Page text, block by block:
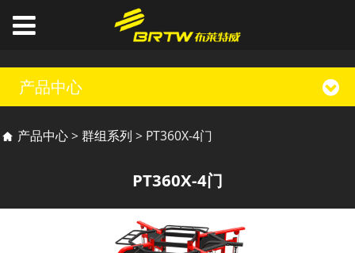
产品中心
PT360X-4门
产品中心>群组系列 > PT360X-4门
PT360X-4门